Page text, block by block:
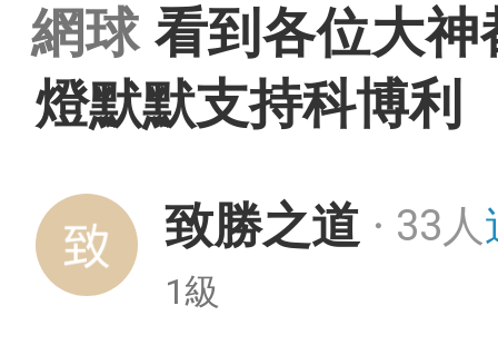
網球看到各位大神
燈默默支持科博利
致勝之道 ・ 33人
1級